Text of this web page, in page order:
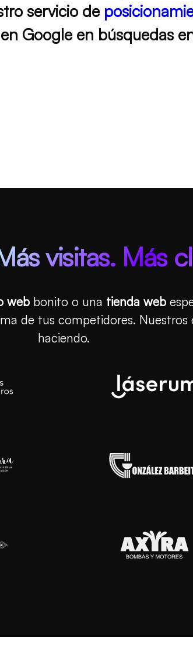
servicio de
Google en búsquedas
visitas. Más
web bonito o una tienda web
de tus competidores. Nuestros
haciendo.